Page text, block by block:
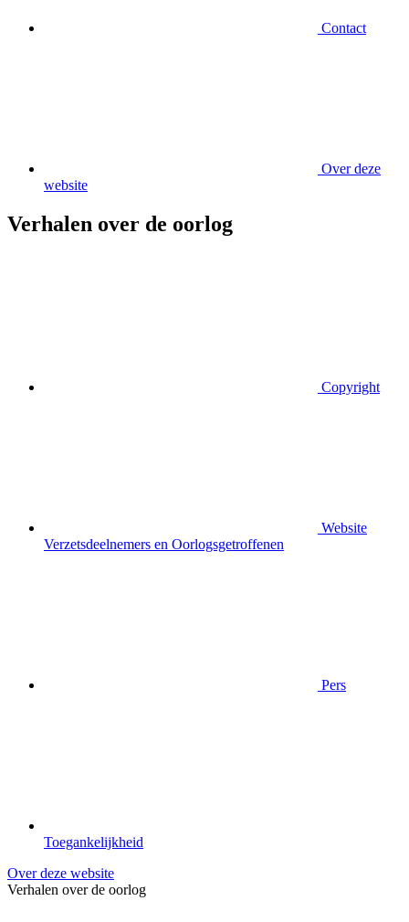
Contact
Over deze
website
Verhalen over de oorlog
Copyright
Website
Verzetsdeelnemers en Oorlogsgetroffenen
Pers
Toegankelijkheid
Over deze website
Verhalen over de oorlog